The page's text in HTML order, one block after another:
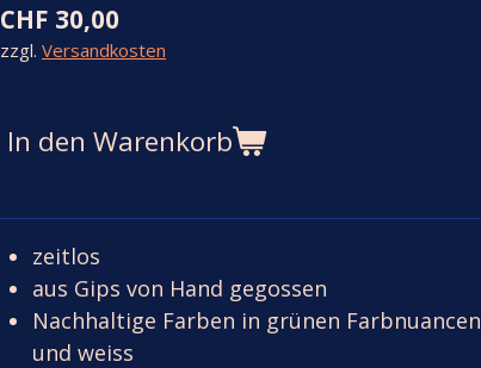
CHF 30,00
zzgl. Versandkosten
In den Warenkorb
zeitlos
aus Gips von Hand gegossen
Nachhaltige Farben in grünen Farbnuancen
und weiss